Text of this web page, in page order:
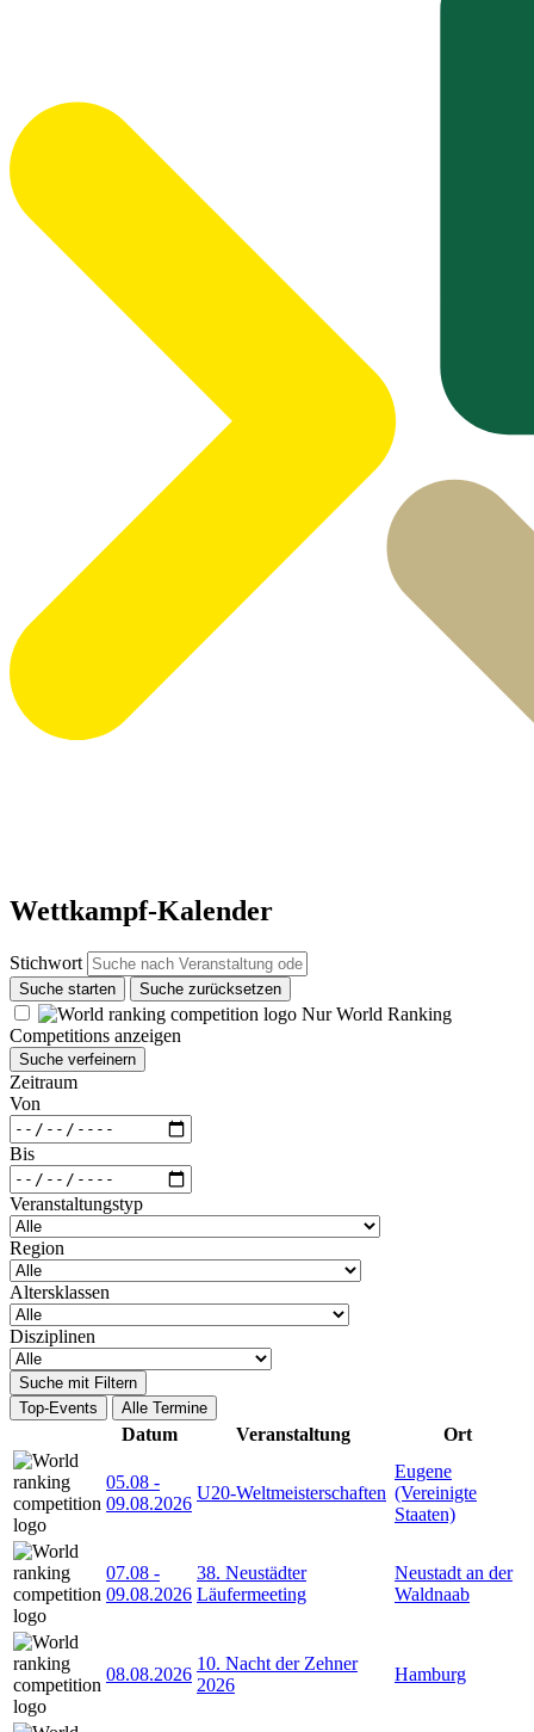
Wettkampf-Kalender
Stichwort
Suche starten Suche zurücksetzen
Nur World Ranking
Competitions anzeigen
Suche verfeinern
Zeitraum
Von
Bis
Veranstaltungstyp
Region
Altersklassen
Disziplinen
Suche mit Filtern
Top-Events
Alle Termine
Datum Veranstaltung Ort
05.08 -
09.08.2026
U20-Weltmeisterschaften
Eugene
(Vereinigte
Staaten)
07.08 -
09.08.2026
38. Neustädter
Läufermeeting
Neustadt an der
Waldnaab
08.08.2026
10. Nacht der Zehner
2026
Hamburg